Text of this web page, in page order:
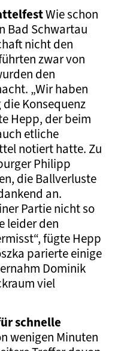
Wie schon
Bad Schwartau
nicht den
zwar von
den
„Wir haben
Konsequenz
Hepp, der beim
etliche
notiert hatte. Zu
Philipp
die Ballverluste
an.
Partie nicht so
leider den
fügte Hepp
parierte einige
Dominik
viel
schnelle
wenigen Minuten